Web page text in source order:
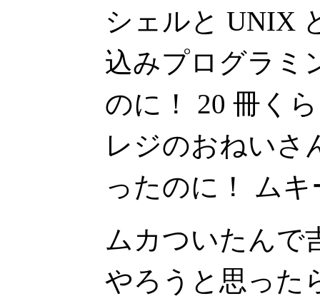
シェルと UNIX
込みプログラミ
のに！ 20 冊く
レジのおねいさ
ったのに！ ムキ
ムカついたんで
やろうと思った